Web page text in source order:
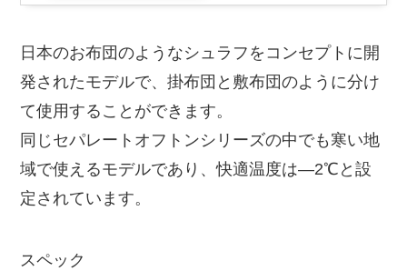
日本のお布団のようなシュラフをコンセプトに開
発されたモデルで、掛布団と敷布団のように分け
て使用することができます。
同じセパレートオフトンシリーズの中でも寒い地
域で使えるモデルであり、快適温度は―2℃と設
定されています。
スペック